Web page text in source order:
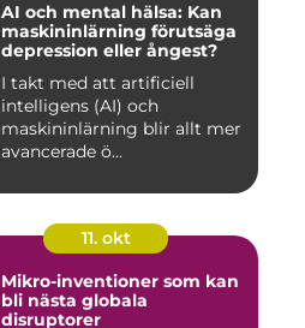
AI och mental hälsa: Kan
maskininlärning förutsäga
depression eller ångest?
I takt med att artificiell
intelligens (AI) och
maskininlärning blir allt mer
avancerade ö...
11. okt
Mikro-inventioner som kan
bli nästa globala
disruptorer